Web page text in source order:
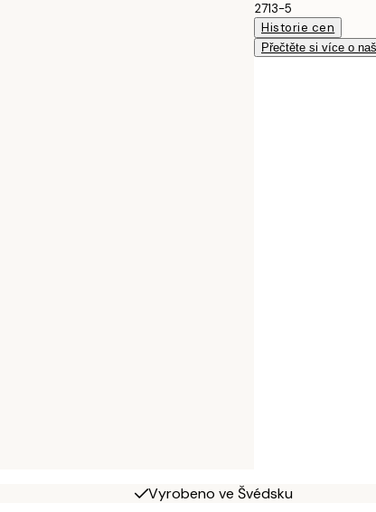
2713-5
Historie cen
Přečtěte si více o
Vyrobeno ve Švédsku